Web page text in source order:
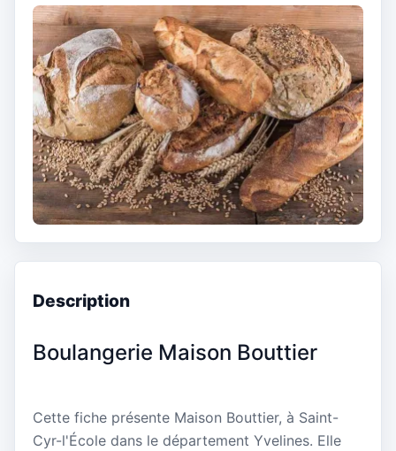
Description
Boulangerie Maison Bouttier
Cette fiche présente Maison Bouttier, à Saint-
Cyr-l'École dans le département Yvelines. Elle